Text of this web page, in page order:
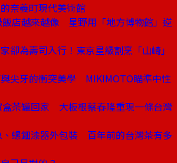
奈義町現代美術館
飯店越來越像 星野用「地方博物館」逆
卻為壽司入行！東京星級割烹「山崎」
尖牙的衝突美學 MIKIMOTO瞄準中性
盒茶罐回家 大板根蔡春隆重現一條台灣
、螺鈿漆器外包裝 百年前的台灣茶有多